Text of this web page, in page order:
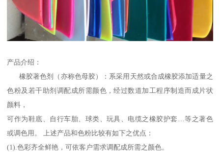
产品介绍：
橡胶著色剂（亦称色母胶）：系采用天然或合成橡胶添加适量之
色粉及若干助剂调配成所需颜色，经过数道加工程序制造而成片状
颜料，
可作为鞋底、自行车胎、球类、玩具、电缆之橡胶护套…等之著色
或调色用。 上述产品和色粉比较有如下之优点：
(1).色彩齐全鲜艳，可依客户需求调配成所需之颜色。